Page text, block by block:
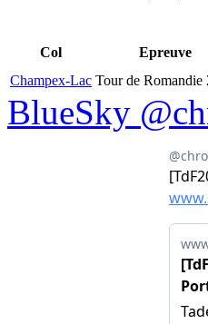
Col Epreuve
Champex-Lac Tour de Romandie
BlueSky